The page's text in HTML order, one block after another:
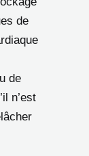
de
de
n’est